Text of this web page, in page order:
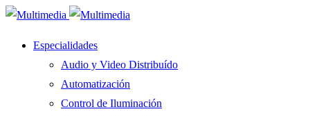
Especialidades
Audio y Video Distribuído
Automatización
Control de Iluminación